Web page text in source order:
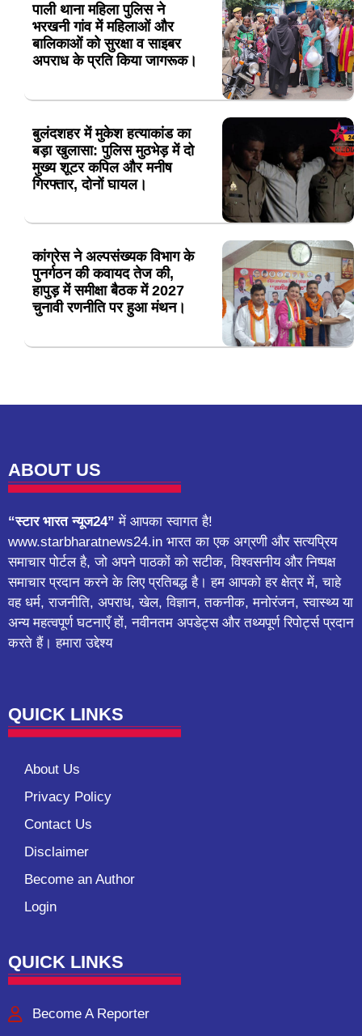
पाली थाना महिला पुलिस ने
भरखनी गांव में महिलाओं और
बालिकाओं को सुरक्षा व साइबर
अपराध के प्रति किया जागरूक।
बुलंदशहर में मुकेश हत्याकांड का
बड़ा खुलासा: पुलिस मुठभेड़ में दो
मुख्य शूटर कपिल और मनीष
गिरफ्तार, दोनों घायल।
कांग्रेस ने अल्पसंख्यक विभाग के
पुनर्गठन की कवायद तेज की,
हापुड़ में समीक्षा बैठक में 2027
चुनावी रणनीति पर हुआ मंथन।
ABOUT US
“स्टार भारत न्यूज24” में आपका स्वागत है!
www.starbharatnews24.in भारत का एक अग्रणी और सत्यप्रिय
समाचार पोर्टल है, जो अपने पाठकों को सटीक, विश्वसनीय और निष्पक्ष
समाचार प्रदान करने के लिए प्रतिबद्ध है। हम आपको हर क्षेत्र में, चाहे
वह धर्म, राजनीति, अपराध, खेल, विज्ञान, तकनीक, मनोरंजन, स्वास्थ्य या
अन्य महत्वपूर्ण घटनाएँ हों, नवीनतम अपडेट्स और तथ्यपूर्ण रिपोर्ट्स प्रदान
करते हैं। हमारा उद्देश्य
QUICK LINKS
About Us
Privacy Policy
Contact Us
Disclaimer
Become an Author
Login
QUICK LINKS
Become A Reporter